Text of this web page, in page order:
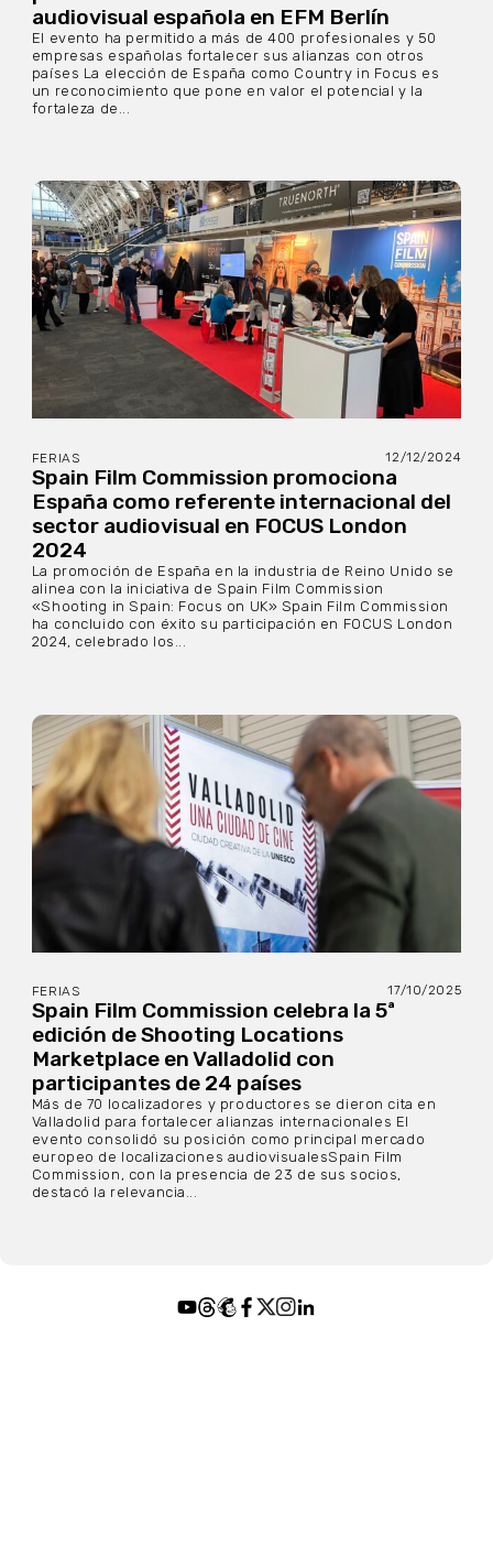
audiovisual española en EFM Berlín
El evento ha permitido a más de 400 profesionales y 50
empresas españolas fortalecer sus alianzas con otros
países La elección de España como Country in Focus es
un reconocimiento que pone en valor el potencial y la
fortaleza de...
FERIAS 12/12/2024
Spain Film Commission promociona
España como referente internacional del
sector audiovisual en FOCUS London
2024
La promoción de España en la industria de Reino Unido se
alinea con la iniciativa de Spain Film Commission
«Shooting in Spain: Focus on UK» Spain Film Commission
ha concluido con éxito su participación en FOCUS London
2024, celebrado los...
FERIAS 17/10/2025
Spain Film Commission celebra la 5ª
edición de Shooting Locations
Marketplace en Valladolid con
participantes de 24 países
Más de 70 localizadores y productores se dieron cita en
Valladolid para fortalecer alianzas internacionales El
evento consolidó su posición como principal mercado
europeo de localizaciones audiovisualesSpain Film
Commission, con la presencia de 23 de sus socios,
destacó la relevancia...